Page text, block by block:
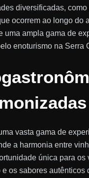
diversificadas,
ocorrem ao longo do
uma ampla gama de
enoturismo na Serra
vasta gama de
a harmonia entre
única para
os sabores